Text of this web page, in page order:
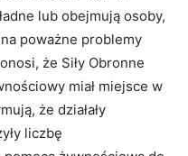
lub obejmują osoby,
poważne problemy
że Siły Obronne
miał miejsce w
że działały
liczbę